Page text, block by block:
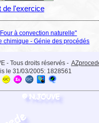
de l'exercice
à convection naturelle"
chimique - Génie des procédés
- Tous droits réservés -
le 31/03/2005: 1828561